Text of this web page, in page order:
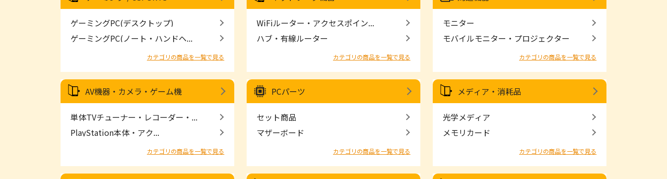
ゲーミングPC(デスクトップ)
ゲーミングPC(ノート・ハンドヘ...
カテゴリの商品を一覧で見る
WiFiルーター・アクセスポイン...
ハブ・有線ルーター
カテゴリの商品を一覧で見る
モニター
モバイルモニター・プロジェクター
カテゴリの商品を一覧で見る
AV機器・カメラ・ゲーム機
単体TVチューナー・レコーダー・...
PlayStation本体・アク...
カテゴリの商品を一覧で見る
PCパーツ
セット商品
マザーボード
カテゴリの商品を一覧で見る
メディア・消耗品
光学メディア
メモリカード
カテゴリの商品を一覧で見る